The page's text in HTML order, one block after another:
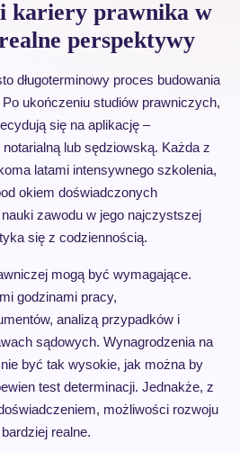
kariery prawnika w
perspektywy
długoterminowy proces budowania
ukończeniu studiów prawniczych,
się na aplikację –
lub sędziowską. Każda z
latami intensywnego szkolenia,
okiem doświadczonych
zawodu w jego najczystszej
się z codziennością.
mogą być wymagające.
godzinami pracy,
analizą przypadków i
sądowych. Wynagrodzenia na
być tak wysokie, jak można by
test determinacji. Jednakże, z
możliwości rozwoju
realne.